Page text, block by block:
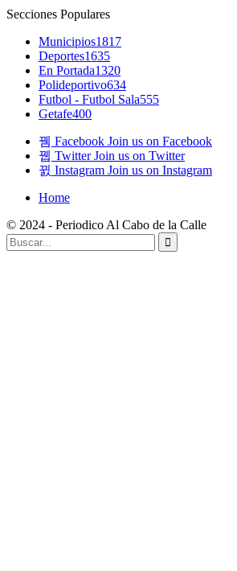
Secciones Populares
Municipios1817
Deportes1635
En Portada1320
Polideportivo634
Futbol - Futbol Sala555
Getafe400
Facebook Join us on Facebook
Twitter Join us on Twitter
Instagram Join us on Instagram
Home
© 2024 - Periodico Al Cabo de la Calle